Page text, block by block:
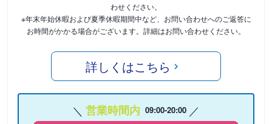
わせください。
※年末年始休暇および夏季休暇期間中など、お問い合わせへのご返答に
お時間がかかる場合がございます。詳細はお問い合わせください。
詳しくはこちら
営業時間内 09:00-20:00